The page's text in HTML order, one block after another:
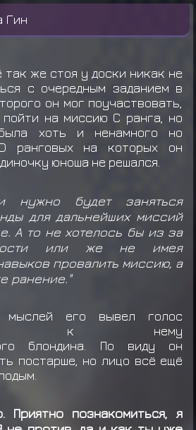
Гин
так же стоя у доски никак не
с очередным заданием в
он мог поучаствовать,
на миссию C ранга, но
хоть и ненамного но
ранговых на которых он
юноша не решался.
нужно будет заняться
для дальнейших миссий
А то не хотелось бы из за
или же не имея
провалить миссию, а
ранение."
мыслей его вывел голос
к нему
блондина. По виду он
постарше, но лицо всё ещё
Приятно познакомиться, я